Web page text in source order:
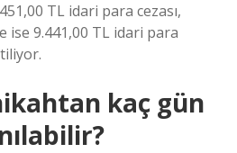
TL idari para cezası,
ise 9.441,00 TL idari para
kaç gün